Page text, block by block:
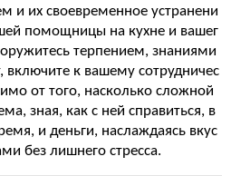
и их своевременное устранени
помощницы на кухне и вашег
терпением, знаниями
включите к вашему сотрудничес
от того, насколько сложной
зная, как с ней справиться, в
и деньги, наслаждаясь вкус
без лишнего стресса.